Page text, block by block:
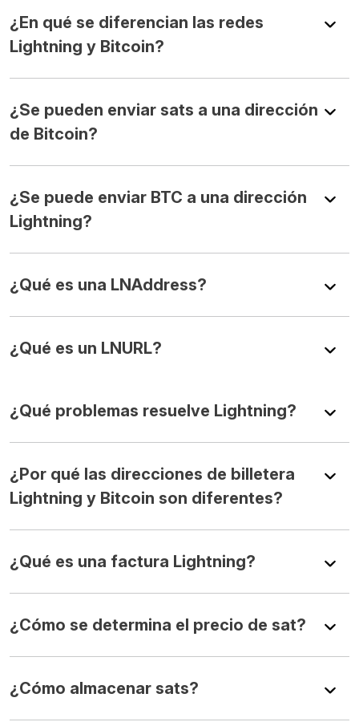
¿En qué se diferencian las redes
Lightning y Bitcoin?
¿Se pueden enviar sats a una dirección
de Bitcoin?
¿Se puede enviar BTC a una dirección
Lightning?
¿Qué es una LNAddress?
¿Qué es un LNURL?
¿Qué problemas resuelve Lightning?
¿Por qué las direcciones de billetera
Lightning y Bitcoin son diferentes?
¿Qué es una factura Lightning?
¿Cómo se determina el precio de sat?
¿Cómo almacenar sats?